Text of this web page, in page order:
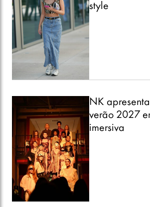
style
NK
verão 2027
imersiva